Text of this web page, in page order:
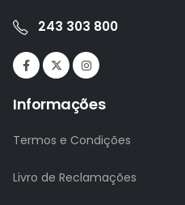
243 303 800
Informações
Termos e Condições
Livro de Reclamações